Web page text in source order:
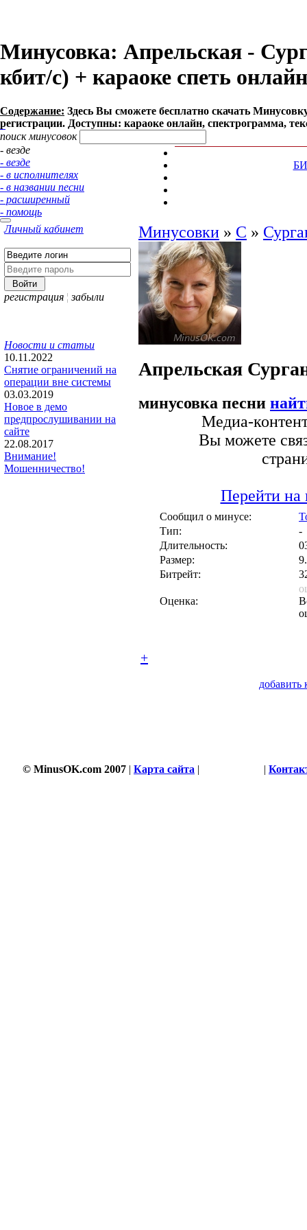
Минусовка: Апрельская -
кбит/с) + караоке спеть онлайн
Содержание: Здесь Вы сможете бесплатно cкачать
регистрации. Доступны: караоке онлайн, спектрограмма,
поиск минусовок
- везде
- везде
- в исполнителях
- в названии песни
- расширенный
- помощь
Личный кабинет
регистрация ¦ забыли
Новости и статьи
10.11.2022
Снятие ограничений на
операции вне системы
03.03.2019
Новое в демо
предпрослушивании на
сайте
22.08.2017
Внимание!
Мошенничество!
Минусовки » С »
Апрельская
минусовка песни
Медиа-
Вы можете
Перейти на
Сообщил о минусе:
Тип:
-
Длительность:
Размер:
Битрейт:
Оценка:
+
добавить
© MinusOK.com 2007 | Карта сайта | |